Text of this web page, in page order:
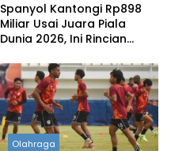
Spanyol Kantongi Rp898
Miliar Usai Juara Piala
Dunia 2026, Ini Rincian
Olahraga